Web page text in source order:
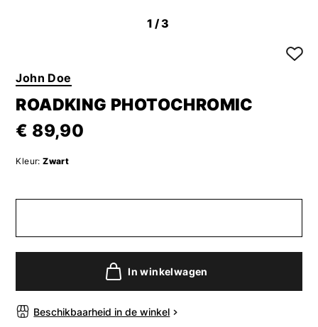
1 /3
John Doe
ROADKING PHOTOCHROMIC
€ 89,90
Kleur: Zwart
In winkelwagen
Beschikbaarheid in de winkel